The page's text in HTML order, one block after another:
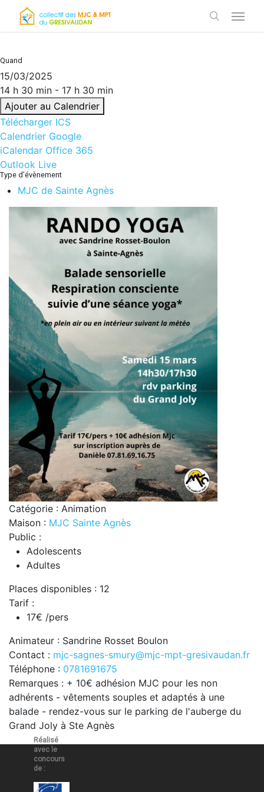
Quand
15/03/2025
14 h 30 min - 17 h 30 min
Ajouter au Calendrier
Télécharger ICS
Calendrier Google
iCalendar Office 365
Outlook Live
Type d’évènement
MJC de Sainte Agnès
Catégorie : Animation
Maison : MJC Sainte Agnès
Public :
Adolescents
Adultes
Places disponibles : 12
Tarif :
17€ /pers
Animateur : Sandrine Rosset Boulon
Contact : mjc-sagnes-smury@mjc-mpt-gresivaudan.fr
Téléphone : 0781691675
Remarques : + 10€ adhésion MJC pour les non
adhérents - vêtements souples et adaptés à une
balade - rendez-vous sur le parking de l'auberge du
Grand Joly à Ste Agnès
Réalisé
avec le
concours
de :